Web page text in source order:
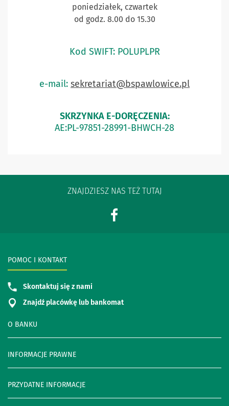
poniedziałek, czwartek
od godz. 8.00 do 15.30
Kod SWIFT: POLUPLPR
e-mail: sekretariat@bspawlowice.pl
SKRZYNKA E-DORĘCZENIA:
AE:PL-97851-28991-BHWCH-28
ZNAJDZIESZ NAS TEŻ TUTAJ
O BANKU
INFORMACJE PRAWNE
PRZYDATNE INFORMACJE
POMOC I KONTAKT
Skontaktuj się z nami
Znajdź placówkę lub bankomat